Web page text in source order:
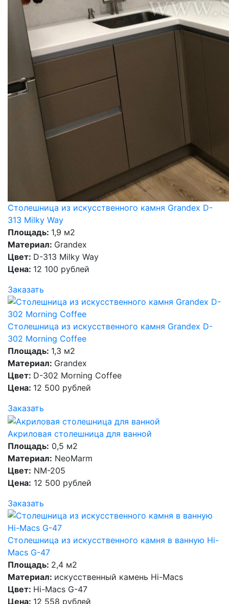
Столешница из искусственного камня Grandex D-
313 Milky Way
Площадь: 1,9 м2
Материал: Grandex
Цвет: D-313 Milky Way
Цена: 12 100 рублей
Заказать
Столешница из искусственного камня Grandex D-
302 Morning Coffee
Площадь: 1,3 м2
Материал: Grandex
Цвет: D-302 Morning Coffee
Цена: 12 500 рублей
Заказать
Акриловая столешница для ванной
Площадь: 0,5 м2
Материал: NeoMarm
Цвет: NM-205
Цена: 12 500 рублей
Заказать
Столешница из искусственного камня в ванную Hi-
Macs G-47
Площадь: 2,4 м2
Материал: искусственный камень Hi-Macs
Цвет: Hi-Macs G-47
Цена: 12 558 рублей